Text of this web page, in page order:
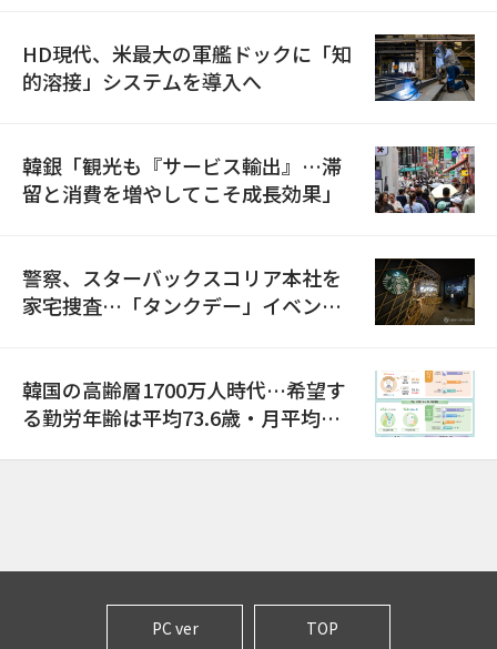
HD現代、米最大の軍艦ドックに「知
的溶接」システムを導入へ
韓銀「観光も『サービス輸出』…滞
留と消費を増やしてこそ成長効果」
警察、スターバックスコリア本社を
家宅捜査…「タンクデー」イベント
韓国の高齢層1700万人時代…希望す
る勤労年齢は平均73.6歳・月平均賃
PC ver TOP